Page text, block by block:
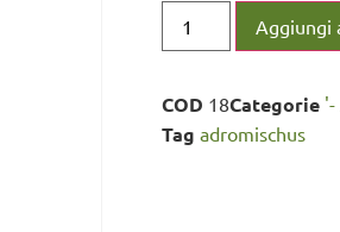
Aggiungi
COD 18Categorie '-
Tag adromischus